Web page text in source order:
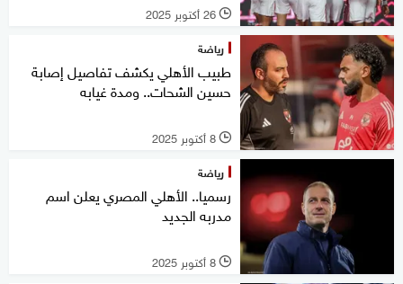
l 26 أكتوبر 2025
رياضة
طبيب الأهلي يكشف تفاصيل إصابة
حسين الشحات.. ومدة غيابه
l 8 أكتوبر 2025
رياضة
رسميا.. الأهلي المصري يعلن اسم
مدربه الجديد
l 8 أكتوبر 2025